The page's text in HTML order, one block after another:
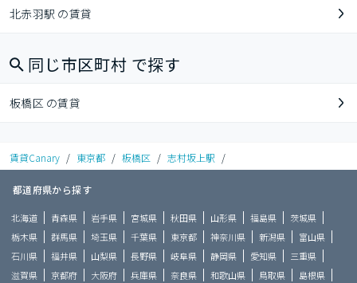
北赤羽駅 の賃貸
同じ市区町村 で探す
板橋区 の賃貸
賃貸Canary / 東京都 / 板橋区 / 志村坂上駅 /
都道府県から探す
北海道 青森県 岩手県 宮城県 秋田県 山形県 福島県
茨城県
栃木県
群馬県 埼玉県 千葉県 東京都 神奈川県 新潟県
富山県
石川県
福井県 山梨県 長野県 岐阜県 静岡県 愛知県
三重県
滋賀県
京都府 大阪府 兵庫県 奈良県 和歌山県 鳥取県 島根県